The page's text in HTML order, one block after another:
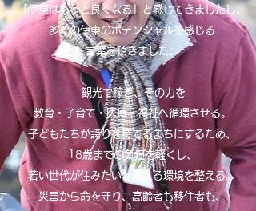
「伊東はもっと良くなる」と感じてきましたし、
多くの伊東のポテンシャルを感じる
言葉を頂きました。
観光で稼ぎ、その力を
教育・子育て・医療・福祉へ循環させる。
子どもたちが誇りを持てるまちにするため、
18歳までの負担を軽くし、
若い世代が住みたいと思える環境を整える。
災害から命を守り、高齢者も移住者も、